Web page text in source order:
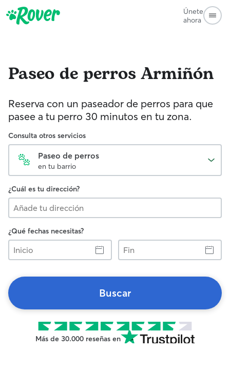
Únete
ahora
Paseo de perrosArmiñón
Reserva con un paseador de perros para que
pasee a tu perro 30 minutos en tu zona.
Consulta otros servicios
Paseo de perros
en tu barrio
¿Cuál es tu dirección?
¿Qué fechas necesitas?
Inicio
Fin
Buscar
Más de 30.000 reseñas en